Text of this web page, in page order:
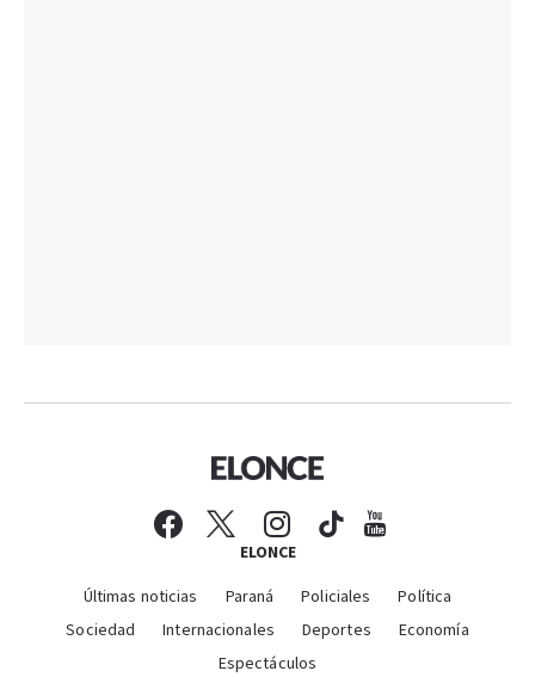
ELONCE
Últimas noticias Paraná Policiales
Política
Sociedad
Internacionales Deportes
Economía
Espectáculos